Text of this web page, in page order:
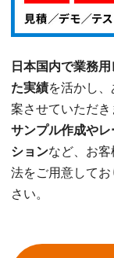
日本国内で業務
た実績を活かし
案させていただき
サンプル作成や
ションなど、お
法をご用意して
さい。